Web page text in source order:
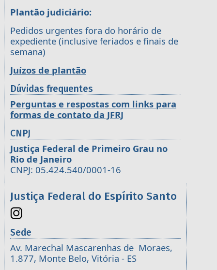
Plantão judiciário:
Pedidos urgentes fora do horário de
expediente (inclusive feriados e finais de
semana)
Juízos de plantão
Dúvidas frequentes
Perguntas e respostas com links para
formas de contato da JFRJ
CNPJ
Justiça Federal de Primeiro Grau no
Rio de Janeiro
CNPJ: 05.424.540/0001-16
Justiça Federal do Espírito Santo
Sede
Av. Marechal Mascarenhas de Moraes,
1.877, Monte Belo, Vitória - ES